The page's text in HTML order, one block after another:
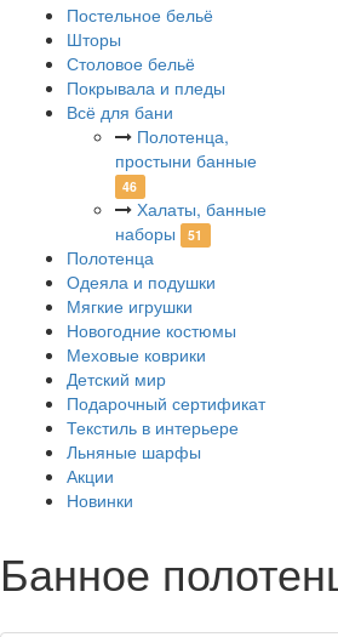
Постельное бельё
Шторы
Столовое бельё
Покрывала и пледы
Всё для бани
Полотенца,
простыни банные
46
Халаты, банные
наборы
51
Полотенца
Одеяла и подушки
Мягкие игрушки
Новогодние костюмы
Меховые коврики
Детский мир
Подарочный сертификат
Текстиль в интерьере
Льняные шарфы
Акции
Новинки
Банное